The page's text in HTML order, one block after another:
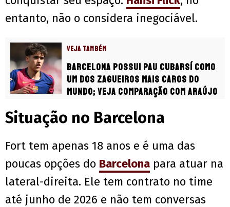
entanto, não o considera inegociável.
VEJA TAMBÉM
Barcelona possui Pau Cubarsí como
um dos zagueiros mais caros do
mundo; Veja comparação com Araújo
Situação no Barcelona
Fort tem apenas 18 anos e é uma das
poucas opções do Barcelona para atuar na
lateral-direita. Ele tem contrato no time
até junho de 2026 e não tem conversas